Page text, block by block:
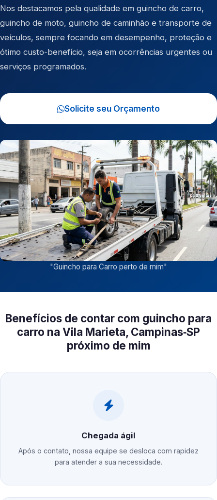
Nos destacamos pela qualidade em guincho de carro,
guincho de moto, guincho de caminhão e transporte de
veículos, sempre focando em desempenho, proteção e
ótimo custo-benefício, seja em ocorrências urgentes ou
serviços programados.
Solicite seu Orçamento
"Guincho para Carro perto de mim"
Benefícios de contar com guincho para
carro na Vila Marieta, Campinas‑SP
próximo de mim
Chegada ágil
Após o contato, nossa equipe se desloca com rapidez
para atender a sua necessidade.